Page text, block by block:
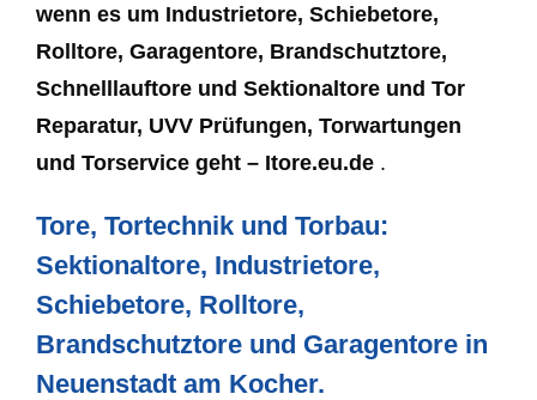
wenn es um Industrietore, Schiebetore,
Rolltore, Garagentore, Brandschutztore,
Schnelllauftore und Sektionaltore und Tor
Reparatur, UVV Prüfungen, Torwartungen
und Torservice geht – Itore.eu.de .
Tore, Tortechnik und Torbau:
Sektionaltore, Industrietore,
Schiebetore, Rolltore,
Brandschutztore und Garagentore in
Neuenstadt am Kocher.